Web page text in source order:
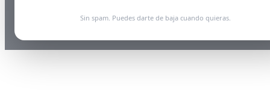
Sin spam. Puedes darte de baja cuando quieras.